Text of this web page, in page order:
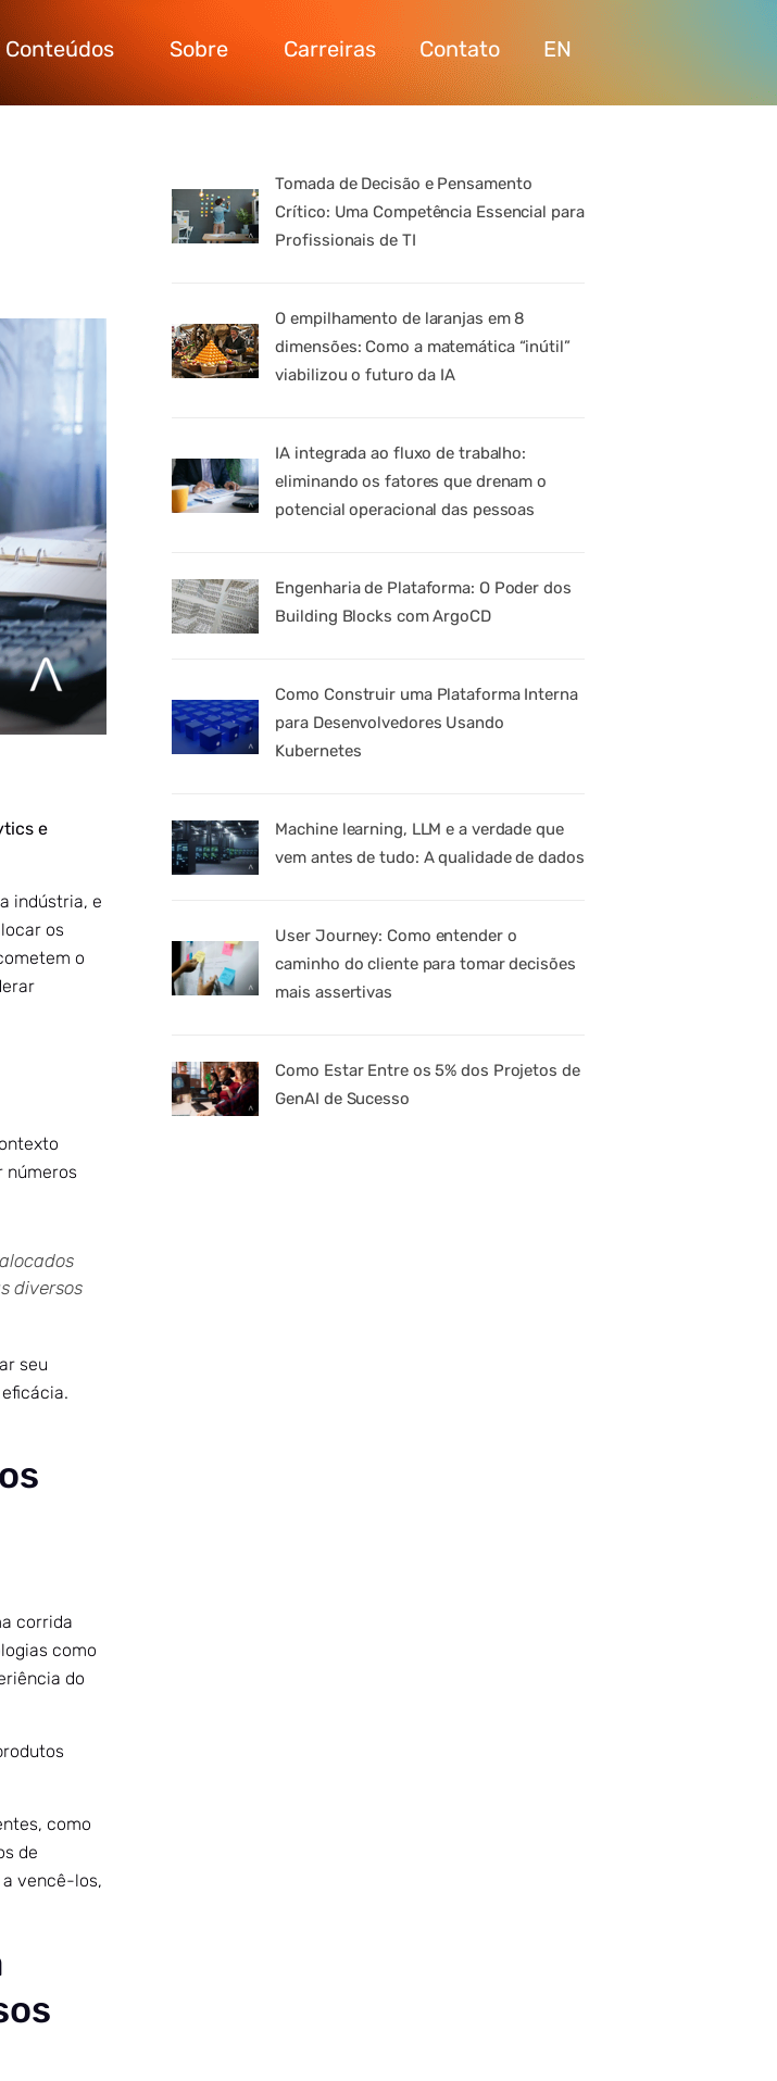
Conteúdos Sobre Carreiras Contato EN
e
indústria, e
os
o
números
diversos
seu
corrida
como
do
como
de
vencê-los,
Tomada de Decisão e Pensamento
Crítico: Uma Competência Essencial para
Profissionais de TI
O empilhamento de laranjas em 8
dimensões: Como a matemática “inútil”
viabilizou o futuro da IA
IA integrada ao fluxo de trabalho:
eliminando os fatores que drenam o
potencial operacional das pessoas
Engenharia de Plataforma: O Poder dos
Building Blocks com ArgoCD
Como Construir uma Plataforma Interna
para Desenvolvedores Usando
Kubernetes
Machine learning, LLM e a verdade que
vem antes de tudo: A qualidade de dados
User Journey: Como entender o
caminho do cliente para tomar decisões
mais assertivas
Como Estar Entre os 5% dos Projetos de
GenAI de Sucesso